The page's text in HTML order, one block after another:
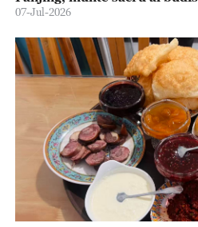
07-Jul-2026